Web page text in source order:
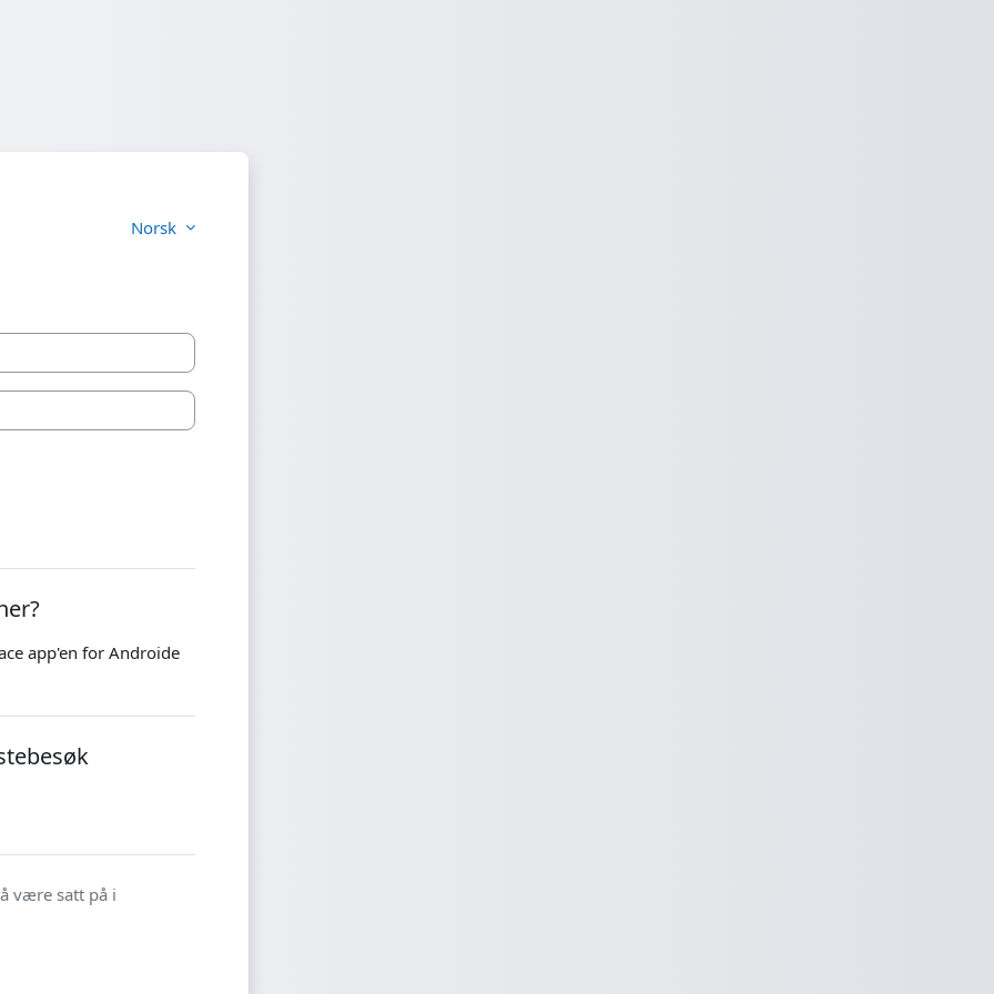
Norsk
app'en for Androide
være satt på i